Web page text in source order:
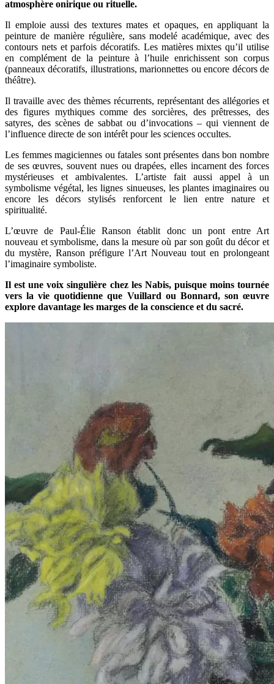
atmosphère onirique ou rituelle.
Il emploie aussi des textures mates et opaques, en appliquant la
peinture de manière régulière, sans modelé académique, avec des
contours nets et parfois décoratifs. Les matières mixtes qu’il utilise
en complément de la peinture à l’huile enrichissent son corpus
(panneaux décoratifs, illustrations, marionnettes ou encore décors de
théâtre).
Il travaille avec des thèmes récurrents, représentant des allégories et
des figures mythiques comme des sorcières, des prêtresses, des
satyres, des scènes de sabbat ou d’invocations – qui viennent de
l’influence directe de son intérêt pour les sciences occultes.
Les femmes magiciennes ou fatales sont présentes dans bon nombre
de ses œuvres, souvent nues ou drapées, elles incarnent des forces
mystérieuses et ambivalentes. L’artiste fait aussi appel à un
symbolisme végétal, les lignes sinueuses, les plantes imaginaires ou
encore les décors stylisés renforcent le lien entre nature et
spiritualité.
L’œuvre de Paul-Élie Ranson établit donc un pont entre Art
nouveau et symbolisme, dans la mesure où par son goût du décor et
du mystère, Ranson préfigure l’Art Nouveau tout en prolongeant
l’imaginaire symboliste.
Il est une voix singulière chez les Nabis, puisque moins tournée
vers la vie quotidienne que Vuillard ou Bonnard, son œuvre
explore davantage les marges de la conscience et du sacré.